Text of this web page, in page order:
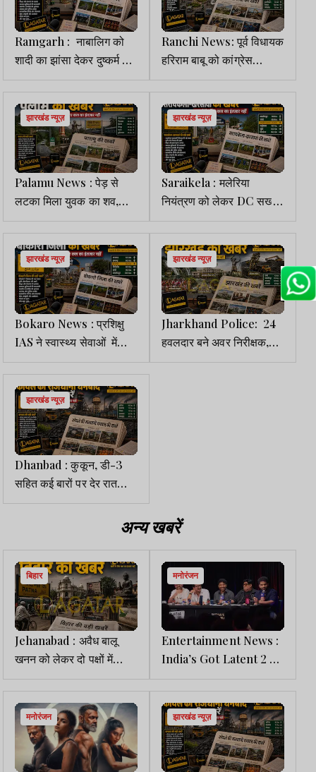
Ramgarh : नाबालिग को
शादी का झांसा देकर दुष्कर्म का
आरोपी गिरफ्तार, भेजा गया
जेल
Ranchi News: पूर्व विधायक
हरिराम बाबू को कांग्रेस
मुख्यालय में दी गयी अंतिम
श्रद्धांजलि
झारखंड न्यूज़
Palamu News : पेड़ से
लटका मिला युवक का शव,
जांच में जुटी पुलिस
झारखंड न्यूज़
Saraikela : मलेरिया
नियंत्रण को लेकर DC सख्त,
100% जांच व समयबद्ध उपचार
के दिए निर्देश
झारखंड न्यूज़
Bokaro News : प्रशिक्षु
IAS ने स्वास्थ्य सेवाओं में
सुधार के दिए कई निर्देश
झारखंड न्यूज़
Jharkhand Police: 24
हवलदार बने अवर निरीक्षक,
मुख्यालय ने जारी किया आदेश
झारखंड न्यूज़
Dhanbad : कुकून, डी-3
सहित कई बारों पर देर रात
पुलिस का छापा, ग्राहक
रजिस्टर व सुरक्षा मानकों कीअन्य खबरें
बिहार
Jehanabad : अवैध बालू
खनन को लेकर दो पक्षों में
फायरिंग, कई घायल
मनोरंजन
Entertainment News :
India’s Got Latent 2 में
समय रैना पर भारी पड़े हर्ष
लिंबाचिया व कीकू शारदा
मनोरंजन झारखंड न्यूज़